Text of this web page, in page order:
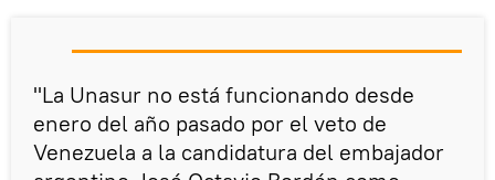
"La Unasur no está funcionando desde
enero del año pasado por el veto de
Venezuela a la candidatura del embajador